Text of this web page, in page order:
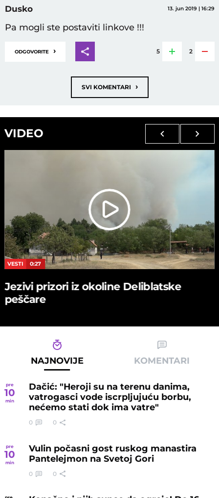
Dusko 13. jun 2019 | 16:29
Pa mogli ste postaviti linkove !!!
ODGOVORITE › 5 2
SVI KOMENTARI ›
VIDEO
VESTI 0:27
Jezivi prizori iz okoline Deliblatske
peščare
NAJNOVIJE KOMENTARI
pre
10
min
Dačić: "Heroji su na terenu danima,
vatrogasci vode iscrpljujuću borbu,
nećemo stati dok ima vatre"
0 0
pre
10
min
Vulin počasni gost ruskog manastira
Pantelejmon na Svetoj Gori
0 0